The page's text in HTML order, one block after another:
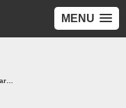
MENU